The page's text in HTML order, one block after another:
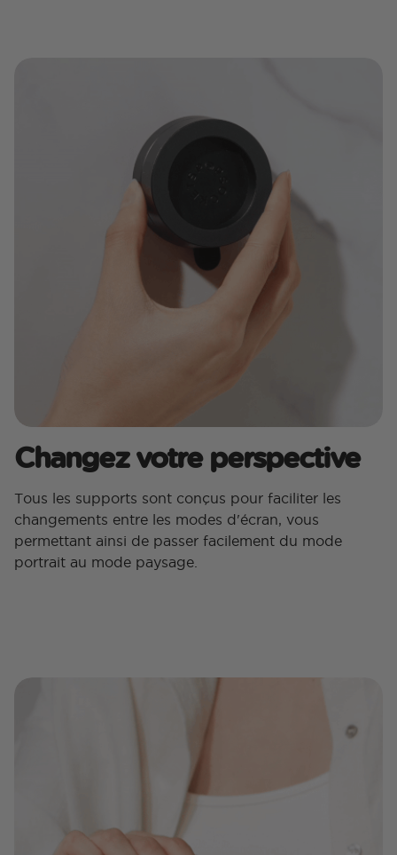
Changez votre perspective
Tous les supports sont conçus pour faciliter les
changements entre les modes d'écran, vous
permettant ainsi de passer facilement du mode
portrait au mode paysage.